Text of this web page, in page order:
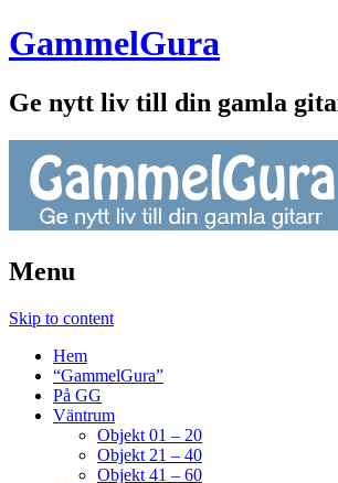
GammelGura
Ge nytt liv till din gamla
Menu
Skip to content
Hem
“GammelGura”
På GG
Väntrum
Objekt 01 – 20
Objekt 21 – 40
Objekt 41 – 60